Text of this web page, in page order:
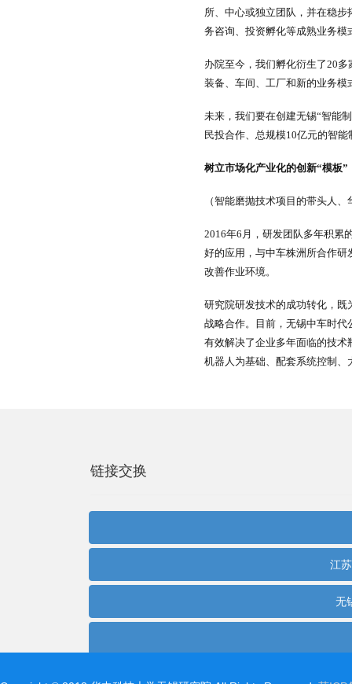
所、中心或独立团队，并在稳
务咨询、投资孵化等成熟业务模
办院至今，我们孵化衍生了20
装备、车间、工厂和新的业务
未来，我们要在创建无锡“智能
民投合作、总规模10亿元的智
树立市场化产业化的创新“模板”
（智能磨抛技术项目的带头人
2016年6月，研发团队多年积累
好的应用，与中车株洲所合作
改善作业环境。
研究院研发技术的成功转化，既
战略合作。目前，无锡中车时
有效解决了企业多年面临的技
机器人为基础、配套系统控制